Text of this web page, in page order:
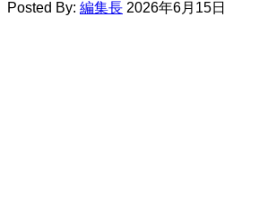
Posted By: 編集長 2026年6月15日